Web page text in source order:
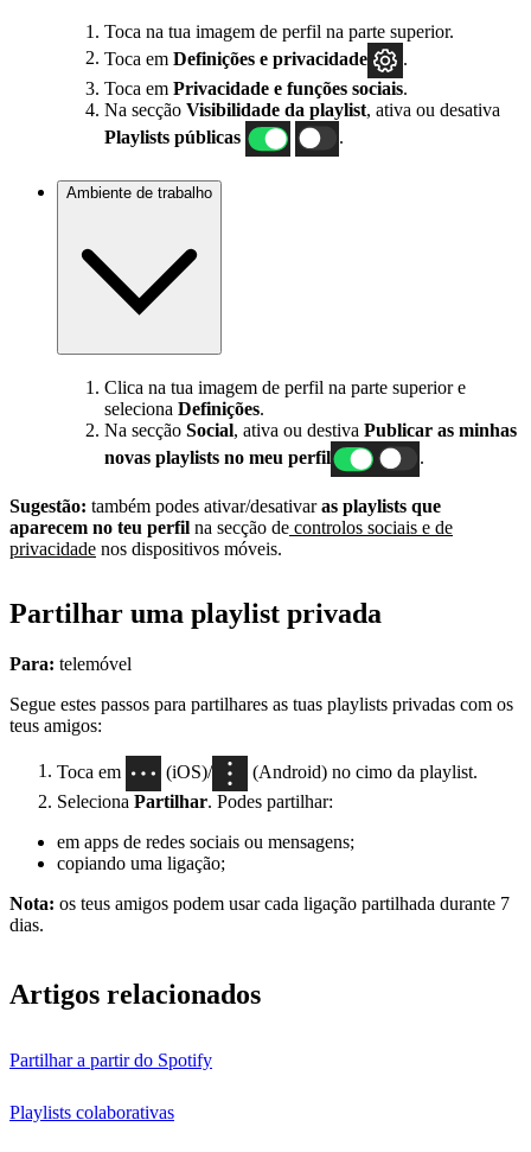
Toca na tua imagem de perfil na parte superior.
Toca em Definições e privacidade
Toca em Privacidade e funções sociais.
Na secção Visibilidade da playlist, ativa ou desativa
Playlists públicas
Ambiente de trabalho
Clica na tua imagem de perfil na parte superior e
seleciona Definições.
Na secção Social, ativa ou destiva Publicar as minhas
novas playlists no meu perfil
.
Sugestão: também podes ativar/desativaras playlists que
aparecem no teu perfil na secção de controlos sociais e de
privacidade nos dispositivos móveis.
Partilhar uma playlist privada
Para: telemóvel
Segue estes passos para partilhares as tuas playlists privadas com os
teus amigos:
Toca em (iOS)/
(Android) no cimo da playlist.
Seleciona Partilhar. Podes partilhar:
em apps de redes sociais ou mensagens;
copiando uma ligação;
Nota: os teus amigos podem usar cada ligação partilhada durante 7
dias.
Artigos relacionados
Partilhar a partir do Spotify
Playlists colaborativas